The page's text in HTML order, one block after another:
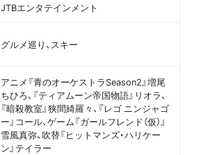
JTBエンタテインメント
グルメ巡り、スキー
アニメ『青のオーケストラSeason2』増尾
ちひろ、『ティアムーン帝国物語』リオラ、
『暗殺教室』狭間綺羅々、『レゴ ニンジャゴ
ー』コール、ゲーム『ガールフレンド（仮）』
雪風真弥、吹替『ヒットマンズ・ハリケー
ン』テイラー